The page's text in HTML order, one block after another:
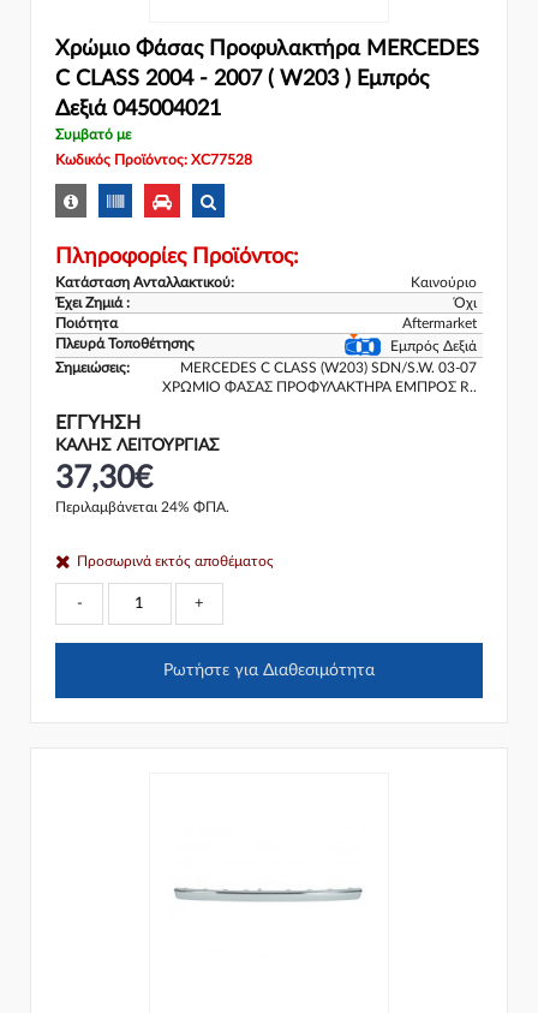
Χρώμιο Φάσας Προφυλακτήρα MERCEDES
C CLASS 2004 - 2007 ( W203 ) Εμπρός
Δεξιά 045004021
Συμβατό με
Κωδικός Προϊόντος: XC77528
Πληροφορίες Προϊόντος:
Κατάσταση Ανταλλακτικού:
Καινούριο
Έχει Ζημιά :
Όχι
Ποιότητα
Aftermarket
Πλευρά Τοποθέτησης
Εμπρός Δεξιά
Σημειώσεις:
MERCEDES C CLASS (W203) SDN/S.W. 03-07
ΧΡΩΜΙΟ ΦΑΣΑΣ ΠΡΟΦΥΛΑΚΤΗΡΑ ΕΜΠΡΟΣ R..
ΕΓΓΎΗΣΗ
ΚΑΛΗΣ ΛΕΙΤΟΥΡΓΙΑΣ
37,30€
Περιλαμβάνεται 24% ΦΠΑ.
Προσωρινά εκτός αποθέματος
- +
Ρωτήστε για Διαθεσιμότητα